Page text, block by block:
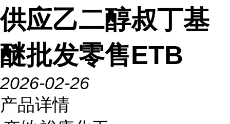
供应乙二醇叔丁基
醚批发零售ETB
2026-02-26
产品详情